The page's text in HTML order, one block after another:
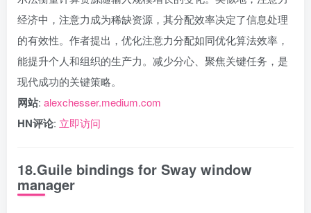
经济中，注意力成为稀缺资源，其分配效率决定了信息处理
的有效性。作者提出，优化注意力分配如同优化算法效率，
能提升个人和组织的生产力。减少分心、聚焦关键任务，是
现代成功的关键策略。
网站: alexchesser.medium.com
HN评论: 立即访问
18.Guile bindings for Sway window
manager